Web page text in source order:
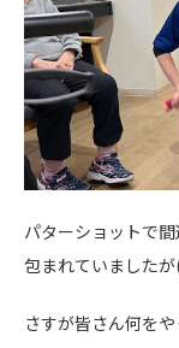
パターショットで
包まれていました
さすが皆さん何を